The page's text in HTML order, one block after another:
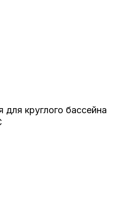
для круглого бассейна